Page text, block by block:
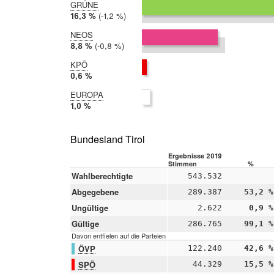
GRÜNE
2019:
16,3 %
2014:
17,5 %
Differenz:
-1,2 %
NEOS
2019:
8,8 %
2014:
9,7 %
Differenz:
-0,8 %
KPÖ
2019:
0,6 %
nicht
teilgenommen
EUROPA
2019:
1,0 %
teilgenommen
Bundesland Tirol
Ergebnisse 2019
Stimmen
%
Wahlberechtigte 543.532
Abgegebene 289.387 53,2 %
Ungültige 2.622 0,9 %
Gültige 286.765 99,1 %
Davon entfielen auf die Parteien
ÖVP 122.240 42,6 %
SPÖ 44.329 15,5 %